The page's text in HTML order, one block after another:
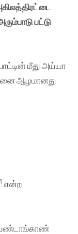
பட்டு
மீது அய்யா
ஆழமானது
என்ற